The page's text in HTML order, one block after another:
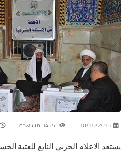
30/10/2015
يستعد الاعلام الحربي التابع للعتبة